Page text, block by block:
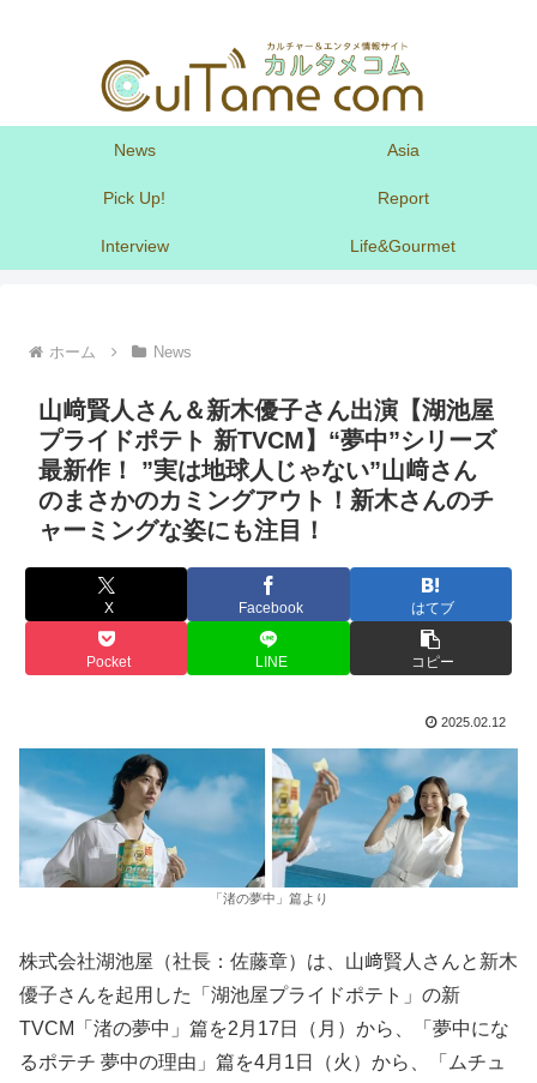
News Asia
Pick Up! Report
Interview Life&Gourmet
ホーム News
山﨑賢人さん＆新木優子さん出演【湖池屋
プライドポテト 新TVCM】“夢中”シリーズ
最新作！ ”実は地球人じゃない”山﨑さん
のまさかのカミングアウト！新木さんのチ
ャーミングな姿にも注目！
X Facebook はてブ
Pocket LINE コピー
2025.02.12
「渚の夢中」篇より
株式会社湖池屋（社長：佐藤章）は、山﨑賢人さんと新木
優子さんを起用した「湖池屋プライドポテト」の新
TVCM「渚の夢中」篇を2月17日（月）から、「夢中にな
るポテチ 夢中の理由」篇を4月1日（火）から、「ムチュ